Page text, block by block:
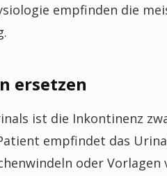
empfinden die
ersetzen
ist die Inkontinenz
empfindet das
oder Vorlagen